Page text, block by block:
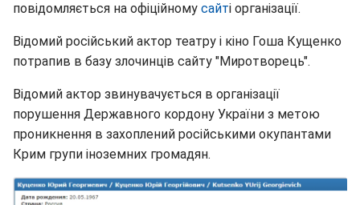
повідомляється на офіційному сайті організації.
Відомий російський актор театру і кіно Гоша Кущенко
потрапив в базу злочинців сайту "Миротворець".
Відомий актор звинувачується в організації
порушення Державного кордону України з метою
проникнення в захоплений російськими окупантами
Крим групи іноземних громадян.